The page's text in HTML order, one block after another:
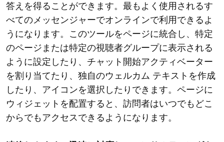
答えを得ることができます。最もよく使用されるす
べてのメッセンジャーでオンラインで利用できるよ
うになります。このツールをページに統合し、特定
のページまたは特定の視聴者グループに表示される
ように設定したり、チャット開始アクティベーター
を割り当てたり、独自のウェルカム テキストを作成
したり、アイコンを選択したりできます。ページに
ウィジェットを配置すると、訪問者はいつでもどこ
からでもアクセスできるようになります。